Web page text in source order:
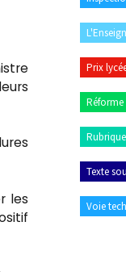
les
Prix
Texte
Voie